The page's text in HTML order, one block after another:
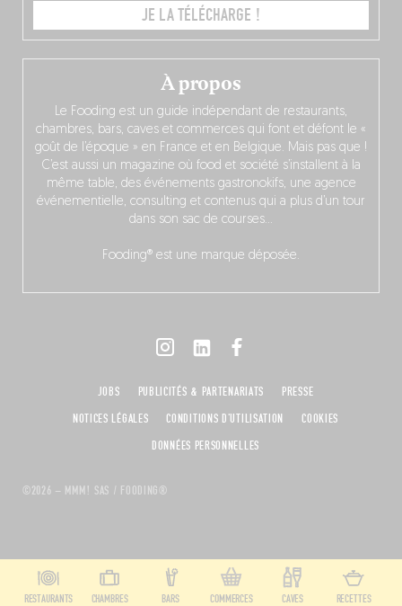
À propos
Le Fooding est un guide indépendant de restaurants,
chambres, bars, caves et commerces qui font et défont le «
goût de l’époque » en France et en Belgique. Mais pas que !
C’est aussi un magazine où food et société s’installent à la
même table, des événements gastronokifs, une agence
événementielle, consulting et contenus qui a plus d’un tour
dans son sac de courses…
Fooding® est une marque déposée.
JE LA TÉLÉCHARGE !
©2026 – MMM! SAS / FOODING®
JOBS PUBLICITÉS & PARTENARIATS
PRESSE
NOTICES LÉGALES
CONDITIONS D'UTILISATION
COOKIES
DONNÉES PERSONNELLES
RESTAURANTS CHAMBRES BARS COMMERCES CAVES RECETTES